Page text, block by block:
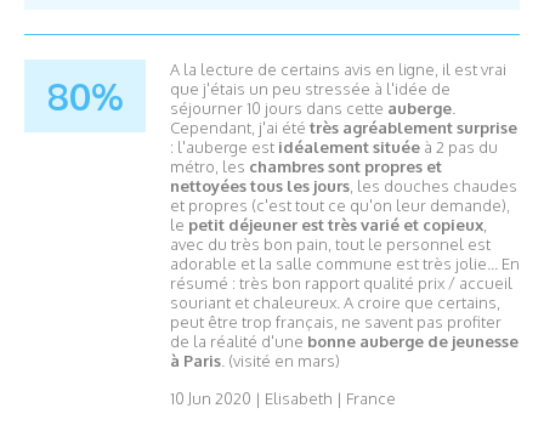
80%
A la lecture de certains avis en ligne, il est vrai
que j'étais un peu stressée à l'idée de
séjourner 10 jours dans cette auberge.
Cependant, j'ai été très agréablement surprise
: l'auberge est idéalement située à 2 pas du
métro, les chambres sont propres et
nettoyées tous les jours, les douches chaudes
et propres (c'est tout ce qu'on leur demande),
le petit déjeuner est très varié et copieux,
avec du très bon pain, tout le personnel est
adorable et la salle commune est très jolie... En
résumé : très bon rapport qualité prix / accueil
souriant et chaleureux. A croire que certains,
peut être trop français, ne savent pas profiter
de la réalité d'une bonne auberge de jeunesse
à Paris. (visité en mars)
10 Jun 2020 | Elisabeth | France